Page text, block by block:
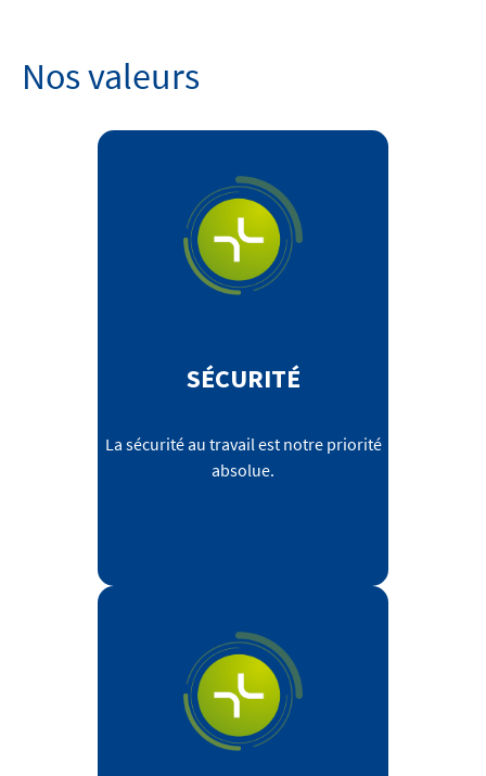
Nos valeurs
SÉCURITÉ
La sécurité au travail est notre priorité
absolue.